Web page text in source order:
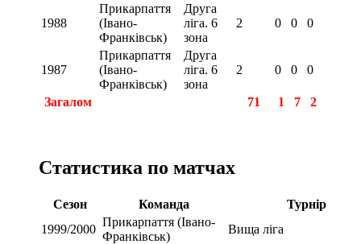
1988
Прикарпаття
(Івано-
Франківськ)
Друга
ліга. 6
зона
2 0 0 0
1987
Прикарпаття
(Івано-
Франківськ)
Друга
ліга. 6
зона
2 0 0 0
Загалом 71 1 7 2
Статистика по матчах
Сезон Команда
Турнір
1999/2000
Прикарпаття (Івано-
Франківськ)
Вища ліга